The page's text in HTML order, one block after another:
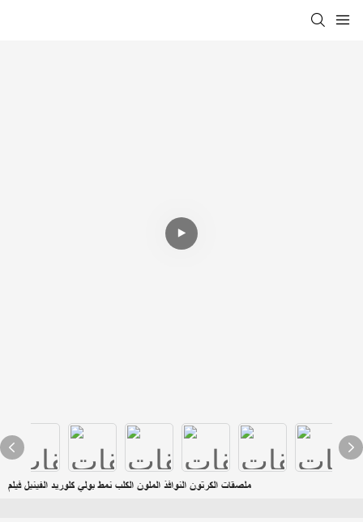
ملصقات الكرتون النوافذ الملون الكلب نمط بولي كلوريد الفينيل فيلم